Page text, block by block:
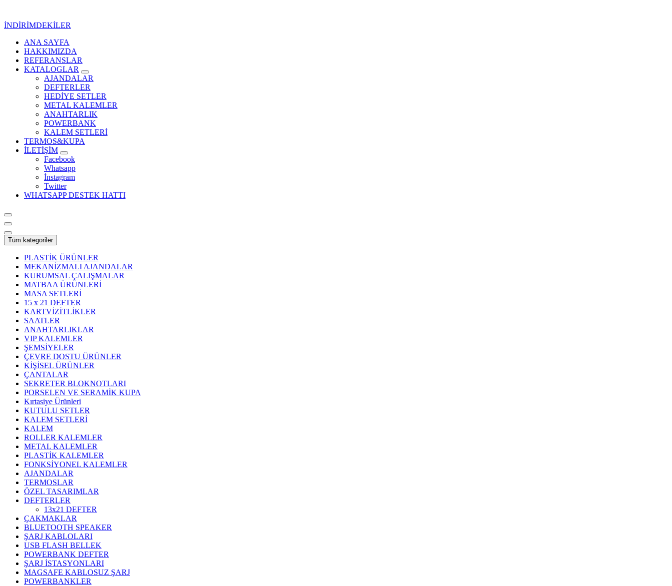
İNDİRİMDEKİLER
Kurumsal Promosyon-Hediyelik
ANA SAYFA
HAKKIMIZDA
REFERANSLAR
KATALOGLAR
AJANDALAR
DEFTERLER
HEDİYE SETLER
METAL KALEMLER
ANAHTARLIK
POWERBANK
KALEM SETLERİ
TERMOS&KUPA
İLETİŞİM
Facebook
Whatsapp
İnstagram
Twitter
WHATSAPP DESTEK HATTI
Tüm kategoriler
PLASTİK ÜRÜNLER
MEKANİZMALI AJANDALAR
KURUMSAL ÇALIŞMALAR
MATBAA ÜRÜNLERİ
MASA SETLERİ
15 x 21 DEFTER
KARTVİZİTLİKLER
SAATLER
ANAHTARLIKLAR
VIP KALEMLER
ŞEMSİYELER
ÇEVRE DOSTU ÜRÜNLER
KİŞİSEL ÜRÜNLER
ÇANTALAR
SEKRETER BLOKNOTLARI
PORSELEN VE SERAMİK KUPA
Kırtasiye Ürünleri
KUTULU SETLER
KALEM SETLERİ
KALEM
ROLLER KALEMLER
METAL KALEMLER
PLASTİK KALEMLER
FONKSİYONEL KALEMLER
AJANDALAR
TERMOSLAR
ÖZEL TASARIMLAR
DEFTERLER
13x21 DEFTER
ÇAKMAKLAR
BLUETOOTH SPEAKER
ŞARJ KABLOLARI
USB FLASH BELLEK
POWERBANK DEFTER
ŞARJ İSTASYONLARI
MAGSAFE KABLOSUZ ŞARJ
POWERBANKLER